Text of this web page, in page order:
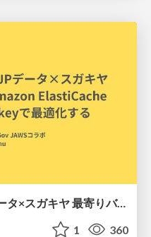
名古屋の市バスGTFS-JPデータ×スガキヤ 最寄りバス停検索をAmazon ElastiCache Serverless for Valkeyで最適化する
1 360